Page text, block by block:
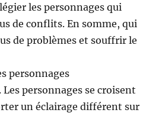
les personnages qui
de conflits. En somme, qui
de problèmes et souffrir le
personnages
personnages se croisent
un éclairage différent sur